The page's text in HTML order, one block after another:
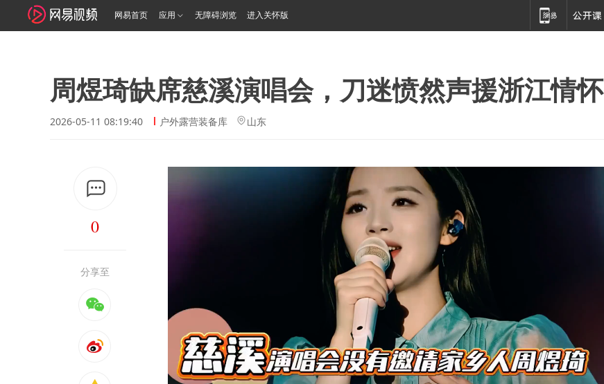
网易首页 应用 无障碍浏览 进入关怀版
周煜琦缺席慈溪演唱会，刀迷愤然声援浙江情怀
2026-05-11 08:19:40 户外露营装备库 山东
0
分享至